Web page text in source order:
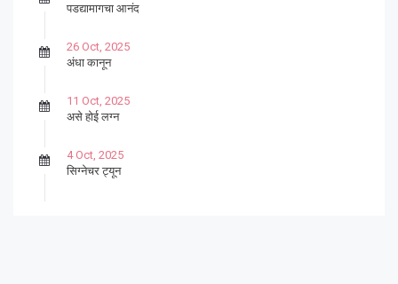
पडद्यामागचा आनंद
26 Oct, 2025
अंधा कानून
11 Oct, 2025
असे होई लग्न
4 Oct, 2025
सिग्नेचर ट्यून